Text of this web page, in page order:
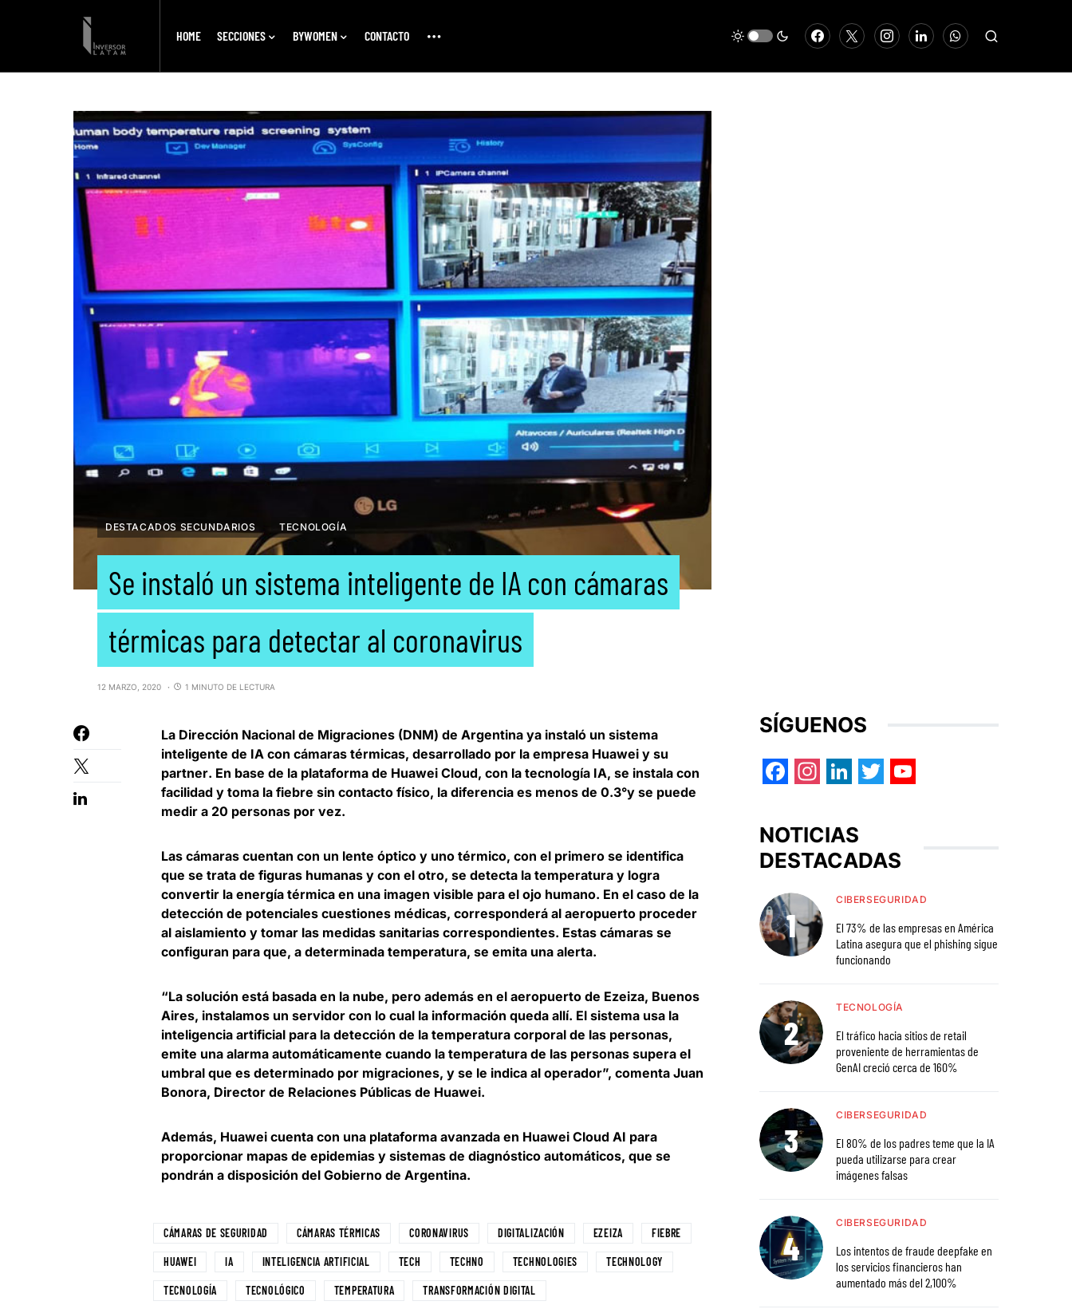
HOME SECCIONES BYWOMEN CONTACTO
DESTACADOS SECUNDARIOS TECNOLOGÍA
Se instaló un sistema inteligente de IA con cámaras
térmicas para detectar al coronavirus
12 MARZO, 2020 1 MINUTO DE LECTURA
La Dirección Nacional de Migraciones (DNM) de Argentina ya instaló un sistema
inteligente de IA con cámaras térmicas, desarrollado por la empresa Huawei y su
partner. En base de la plataforma de Huawei Cloud, con la tecnología IA, se instala con
facilidad y toma la fiebre sin contacto físico, la diferencia es menos de 0.3°y se puede
medir a 20 personas por vez.
Las cámaras cuentan con un lente óptico y uno térmico, con el primero se identifica
que se trata de figuras humanas y con el otro, se detecta la temperatura y logra
convertir la energía térmica en una imagen visible para el ojo humano. En el caso de la
detección de potenciales cuestiones médicas, corresponderá al aeropuerto proceder
al aislamiento y tomar las medidas sanitarias correspondientes. Estas cámaras se
configuran para que, a determinada temperatura, se emita una alerta.
“La solución está basada en la nube, pero además en el aeropuerto de Ezeiza, Buenos
Aires, instalamos un servidor con lo cual la información queda allí. El sistema usa la
inteligencia artificial para la detección de la temperatura corporal de las personas,
emite una alarma automáticamente cuando la temperatura de las personas supera el
umbral que es determinado por migraciones, y se le indica al operador”, comenta Juan
Bonora, Director de Relaciones Públicas de Huawei.
Además, Huawei cuenta con una plataforma avanzada en Huawei Cloud AI para
proporcionar mapas de epidemias y sistemas de diagnóstico automáticos, que se
pondrán a disposición del Gobierno de Argentina.
CÁMARAS DE SEGURIDAD CÁMARAS TÉRMICAS CORONAVIRUS DIGITALIZACIÓN EZEIZA FIEBRE
HUAWEI IA INTELIGENCIA ARTIFICIAL TECH TECHNO TECHNOLOGIES TECHNOLOGY
TECNOLOGÍA TECNOLÓGICO TEMPERATURA TRANSFORMACIÓN DIGITAL
SÍGUENOS
NOTICIAS
DESTACADAS
CIBERSEGURIDAD
El 73% de las empresas en América
Latina asegura que el phishing sigue
funcionando
TECNOLOGÍA
El tráfico hacia sitios de retail
proveniente de herramientas de
GenAI creció cerca de 160%
CIBERSEGURIDAD
El 80% de los padres teme que la IA
pueda utilizarse para crear
imágenes falsas
CIBERSEGURIDAD
Los intentos de fraude deepfake en
los servicios financieros han
aumentado más del 2,100%